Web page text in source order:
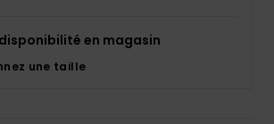
en magasin
une taille